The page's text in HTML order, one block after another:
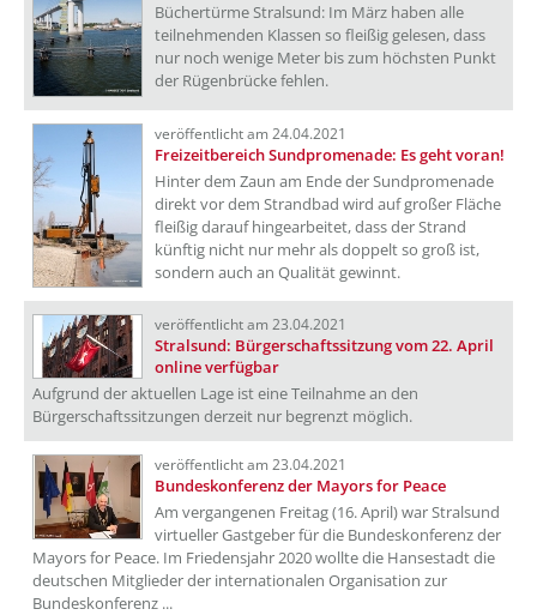
Büchertürme Stralsund: Im März haben alle
teilnehmenden Klassen so fleißig gelesen, dass
nur noch wenige Meter bis zum höchsten Punkt
der Rügenbrücke fehlen.
veröffentlicht am 24.04.2021
Freizeitbereich Sundpromenade: Es geht voran!
Hinter dem Zaun am Ende der Sundpromenade
direkt vor dem Strandbad wird auf großer Fläche
fleißig darauf hingearbeitet, dass der Strand
künftig nicht nur mehr als doppelt so groß ist,
sondern auch an Qualität gewinnt.
veröffentlicht am 23.04.2021
Stralsund: Bürgerschaftssitzung vom 22. April
online verfügbar
Aufgrund der aktuellen Lage ist eine Teilnahme an den
Bürgerschaftssitzungen derzeit nur begrenzt möglich.
veröffentlicht am 23.04.2021
Bundeskonferenz der Mayors for Peace
Am vergangenen Freitag (16. April) war Stralsund
virtueller Gastgeber für die Bundeskonferenz der
Mayors for Peace. Im Friedensjahr 2020 wollte die Hansestadt die
deutschen Mitglieder der internationalen Organisation zur
Bundeskonferenz ...